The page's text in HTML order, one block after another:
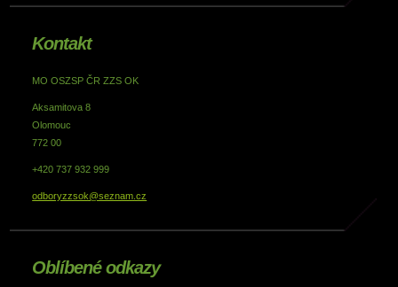
Kontakt
MO OSZSP ČR ZZS OK
Aksamitova 8
Olomouc
772 00
+420 737 932 999
odboryzzsok@seznam.cz
Oblíbené odkazy